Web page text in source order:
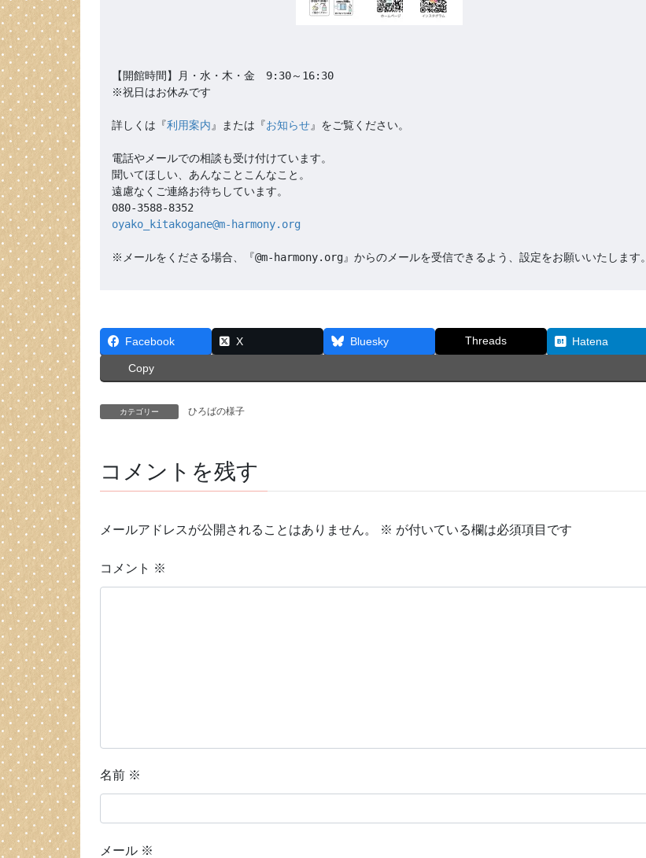
【開館時間】月・水・木・金　9:30～16:30
※祝日はお休みです
詳しくは『利用案内』または『お知らせ』をご覧ください。
電話やメールでの相談も受け付けています。
聞いてほしい、あんなことこんなこと。
遠慮なくご連絡お待ちしています。
oyako_kitakogane@m-harmony.org
※メールをくださる場合、『@m-harmony.org』からのメールを受信できるよう、設定をお願いいたします。
Facebook X Bluesky Threads Hatena
Copy
カテゴリー ひろばの様子
コメントを残す
メールアドレスが公開されることはありません。 ※ が付いている欄は必須項目です
コメント ※
名前 ※
メール ※